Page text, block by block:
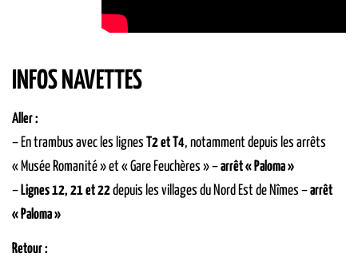
INFOS NAVETTES
Aller :
– En trambus avec les lignes T2 et T4, notamment depuis les arrêts
« Musée Romanité » et « Gare Feuchères » –arrêt « Paloma »
– Lignes 12, 21 et 22depuis les villages du Nord Est de Nîmes –arrêt
« Paloma »
Retour :